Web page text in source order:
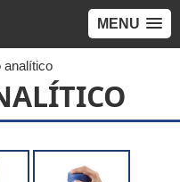
MENU
analítico